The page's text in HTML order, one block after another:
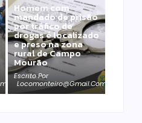
Homem com
mandado de prisão
por tráfico de
drogas é localizado
e preso na zona
rural de Campo
Mourão
Escrito Por
Locomonteiro@gmail.com